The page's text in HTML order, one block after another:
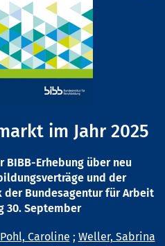
im Jahr 2025
BIBB-Erhebung über neu
und der
Bundesagentur für Arbeit
30. September
Caroline ; Weller, Sabrina